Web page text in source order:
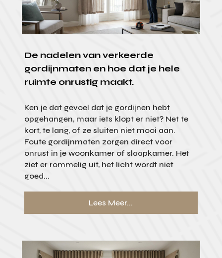
De nadelen van verkeerde
gordijnmaten en hoe dat je hele
ruimte onrustig maakt.
Ken je dat gevoel dat je gordijnen hebt
opgehangen, maar iets klopt er niet? Net te
kort, te lang, of ze sluiten niet mooi aan.
Foute gordijnmaten zorgen direct voor
onrust in je woonkamer of slaapkamer. Het
ziet er rommelig uit, het licht wordt niet
goed...
Lees Meer...